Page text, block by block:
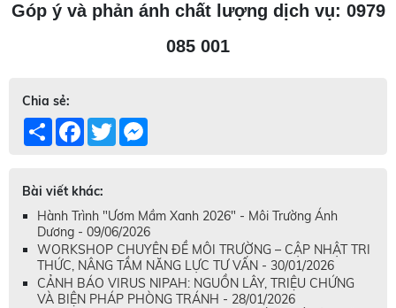
Góp ý và phản ánh chất lượng dịch vụ: 0979
085 001
Chia sẻ:
Share Facebook
Twitter
Bài viết khác:
Hành Trình "Ươm Mầm Xanh 2026" - Môi Trường Ánh
Dương - 09/06/2026
WORKSHOP CHUYÊN ĐỀ MÔI TRƯỜNG – CẬP NHẬT TRI
THỨC, NÂNG TẦM NĂNG LỰC TƯ VẤN - 30/01/2026
CẢNH BÁO VIRUS NIPAH: NGUỒN LÂY, TRIỆU CHỨNG
VÀ BIỆN PHÁP PHÒNG TRÁNH - 28/01/2026